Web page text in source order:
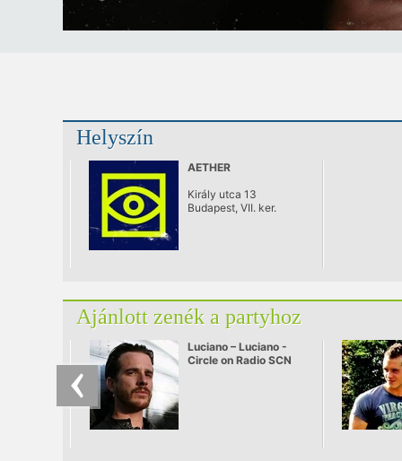
Helyszín
AETHER
Király utca 13
Budapest, VII. ker.
Ajánlott zenék a partyhoz
Luciano – Luciano -
Circle on Radio SCN